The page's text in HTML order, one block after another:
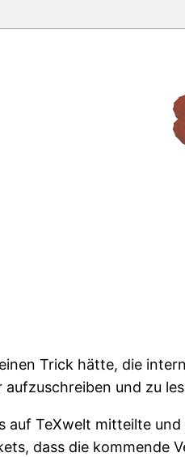
},
+
+
–
+
Trick hätte, die
aufzuschreiben und zu
auf TeXwelt mitteilte
dass die kommende